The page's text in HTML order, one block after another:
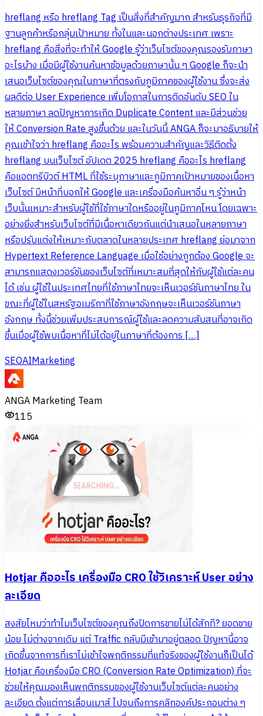
hreflang หรือ hreflang Tag เป็นสิ่งที่สำคัญมาก สำหรับธุรกิจที่มี
ฐานลูกค้าหรือกลุ่มเป้าหมาย ทั้งในและนอกต่างประเทศ เพราะ
hreflang คือสิ่งที่จะทำให้ Google รู้ว่าเว็บไซต์ของคุณรองรับภาษา
อะไรบ้าง เมื่อมีผู้ใช้งานค้นหาข้อมูลด้วยภาษานั้น ๆ Google ก็จะนำ
เสนอเว็บไซต์ของคุณในภาษาที่ตรงกับภูมิภาคของผู้ใช้งาน ซึ่งจะส่ง
ผลดีต่อ User Experience เพิ่มโอกาสในการติดอันดับ SEO ใน
หลายภาษา ลดปัญหาการเกิด Duplicate Content และมีส่วนช่วย
ให้ Conversion Rate สูงขึ้นด้วย และในวันนี้ ANGA ก็จะมาอธิบายให้
คุณเข้าใจว่า hreflang คืออะไร พร้อมความสำคัญและวิธีติดตั้ง
hreflang บนเว็บไซต์ อัปเดต 2025 hreflang คืออะไร hreflang
คือแอตทริบิวต์ HTML ที่ใช้ระบุภาษาและภูมิภาคเป้าหมายของเนื้อหา
เว็บไซต์ มีหน้าที่บอกให้ Google และเครื่องมือค้นหาอื่น ๆ รู้ว่าหน้า
เว็บนั้นเหมาะสำหรับผู้ใช้ที่ใช้ภาษาใดหรืออยู่ในภูมิภาคไหน โดยเฉพาะ
อย่างยิ่งสำหรับเว็บไซต์ที่มีเนื้อหาเดียวกันแต่นำเสนอในหลายภาษา
หรือปรับแต่งให้เหมาะกับตลาดในหลายประเทศ hreflang ย่อมาจาก
Hypertext Reference Language เมื่อใช้อย่างถูกต้อง Google จะ
สามารถแสดงเวอร์ชันของเว็บไซต์ที่เหมาะสมที่สุดให้กับผู้ใช้แต่ละคน
ได้ เช่น ผู้ใช้ในประเทศไทยที่ใช้ภาษาไทยจะเห็นเวอร์ชันภาษาไทย ใน
ขณะที่ผู้ใช้ในสหรัฐอเมริกาที่ใช้ภาษาอังกฤษจะเห็นเวอร์ชันภาษา
อังกฤษ ทั้งนี้ช่วยเพิ่มประสบการณ์ผู้ใช้และลดความสับสนที่อาจเกิด
ขึ้นเมื่อผู้ใช้พบเนื้อหาที่ไม่ได้อยู่ในภาษาที่ต้องการ […]
SEOAIMarketing
ANGA Marketing Team
115
Hotjar คืออะไร เครื่องมือ CRO ใช้วิเคราะห์ User อย่าง
ละเอียด
สงสัยไหมว่าทำไมเว็บไซต์ของคุณถึงปิดการขายไม่ได้สักที? ยอดขาย
น้อย ไม่ต่างจากเดิม แต่ Traffic กลับมีเข้ามาอยู่ตลอด ปัญหานี้อาจ
เกิดขึ้นจากการที่เราไม่เข้าใจพฤติกรรมที่แท้จริงของผู้ใช้งานก็เป็นได้
Hotjar คือเครื่องมือ CRO (Conversion Rate Optimization) ที่จะ
ช่วยให้คุณมองเห็นพฤติกรรมของผู้ใช้งานเว็บไซต์แต่ละคนอย่าง
ละเอียด ตั้งแต่การเลื่อนเมาส์ ไปจนถึงการคลิกองค์ประกอบต่าง ๆ